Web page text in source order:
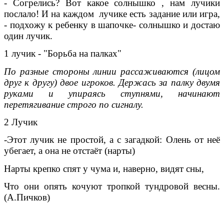
- Согрелись? Вот какое солнышко , нам лучики
послало! И на каждом лучике есть задание или игра,
- подхожу к ребенку в шапочке- солнышко и достаю
один лучик.
1 лучик - "Борьба на палках"
По разные стороны линии рассаживаются (лицом
друг к другу) двое игроков. Держась за палку двумя
руками и упираясь ступнями, начинают
перетягивание строго по сигналу.
2 Лучик
-Этот лучик не простой, а с загадкой: Олень от неё
убегает, а она не отстаёт (нарты)
Нарты крепко спят у чума и, наверно, видят сны,
Что они опять кочуют тропкой тундровой весны.
(А.Пичков)